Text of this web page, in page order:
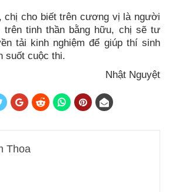
chị cho biết trên cương vị là người
trên tinh thần bằng hữu, chị sẽ tư
tải kinh nghiệm để giúp thí sinh
suốt cuộc thi.
Nhật Nguyệt
Thoa